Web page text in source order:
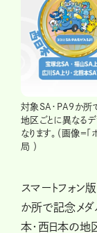
対象SA・PA9か所
地区ごとに異なる
なります。（画像＝
局 ）
スマートフォン
か所で記念メダ
本・西日本の地